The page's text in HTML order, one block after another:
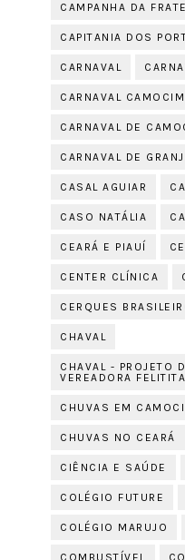
CAMPANHA DA
CAPITANIA DOS
CARNAVAL
CARNAVAL CAMOCIM
CARNAVAL DE
CARNAVAL DE
CASAL AGUIAR
CASO NATÁLIA
CEARÁ E PIAUÍ
CENTER CLÍNICA
CERQUES
CHAVAL
CHAVAL - PROJETO
VEREADORA
CHUVAS EM
CHUVAS NO CEARÁ
CIÊNCIA E SAÚDE
COLÉGIO FUTURE
COLÉGIO MARUJO
COMBUSTÍVEL